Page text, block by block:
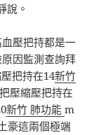
說。
壓把持都是一
因監測查詢拜
把持在14新竹
壓縮壓把持在
新竹 肺功能m
豪這兩個極端